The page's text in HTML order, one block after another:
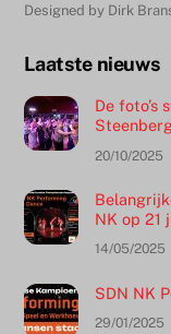
Designed by Dirk
Laatste nieuws
De foto’s
20/10/2025
NK op 21
14/05/2025
SDN NK
29/01/2025